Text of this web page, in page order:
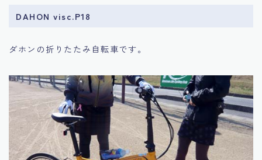
DAHON visc.P18
ダホンの折りたたみ自転車です。